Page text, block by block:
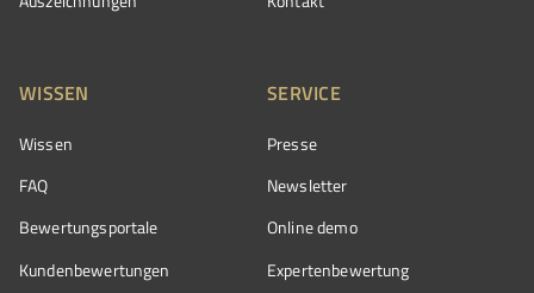
WISSEN
Wissen
FAQ
Bewertungsportale
Kundenbewertungen
SERVICE
Presse
Newsletter
Online demo
Expertenbewertung